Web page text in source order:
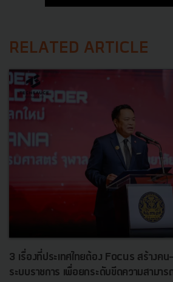
RELATED ARTICLE
3 เรื่องที่ประเทศไทยต้อง Focus สร้าง
ระบบราชการ เพื่อยกระดับขีดความสามาร